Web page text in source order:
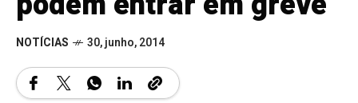
NOTÍCIAS 30, junho, 2014